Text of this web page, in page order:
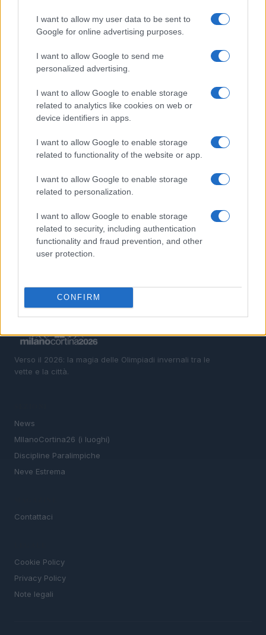
I want to allow my user data to be sent to
Google for online advertising purposes.
I want to allow Google to send me
personalized advertising.
I want to allow Google to enable storage
related to analytics like cookies on web or
device identifiers in apps.
I want to allow Google to enable storage
related to functionality of the website or app.
I want to allow Google to enable storage
related to personalization.
I want to allow Google to enable storage
related to security, including authentication
functionality and fraud prevention, and other
user protection.
CONFIRM
decisioni sicure
Camilla Bellini · 5 Ago 2026
Nuove combinazioni di carcasse e mescole per
pneumatici MTB Gravity di Continental
Escursione in montagna finisce in tragedia: 14enne
muore sul Latemar
Pericolo valanghe: leggere bollettini e segnali per
decisioni sicure
Kit invernale auto e zaino: tecniche per neve estrema
Snowboard freeride nelle Alpi: linee rapide e sicurezza
Verso il 2026: la magia delle Olimpiadi invernali tra le
vette e la città.
News
MIlanoCortina26 (i luoghi)
Discipline Paralimpiche
Neve Estrema
Contattaci
Cookie Policy
Privacy Policy
Note legali